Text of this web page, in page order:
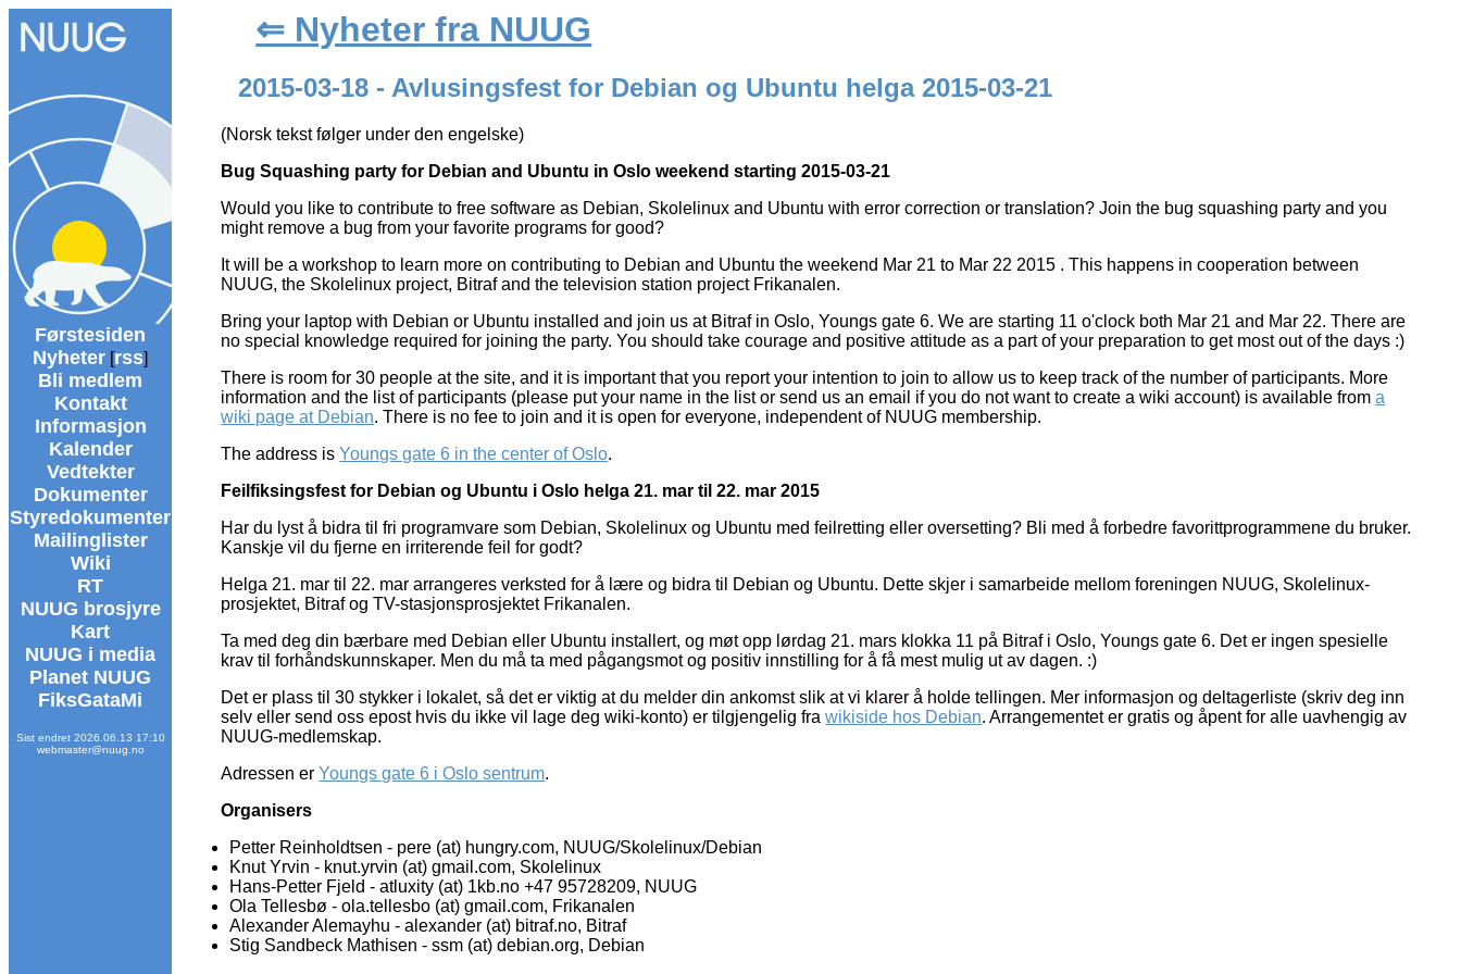
Førstesiden
Nyheter [rss]
Bli medlem
Kontakt
Informasjon
Kalender
Vedtekter
Dokumenter
Styredokumenter
Mailinglister
Wiki
RT
NUUG brosjyre
Kart
NUUG i media
Planet NUUG
FiksGataMi
Sist endret 2026.06.13 17:10
webmaster@nuug.no
⇐ Nyheter fra NUUG
2015-03-18 - Avlusingsfest for Debian og Ubuntu helga 2015-03-21
(Norsk tekst følger under den engelske)
Bug Squashing party for Debian and Ubuntu in Oslo weekend starting 2015-03-21
Would you like to contribute to free software as Debian, Skolelinux and Ubuntu with error correction or translation? Join the bug squashing party and you
might remove a bug from your favorite programs for good?
It will be a workshop to learn more on contributing to Debian and Ubuntu the weekend Mar 21 to Mar 22 2015 . This happens in cooperation between
NUUG, the Skolelinux project, Bitraf and the television station project Frikanalen.
Bring your laptop with Debian or Ubuntu installed and join us at Bitraf in Oslo, Youngs gate 6. We are starting 11 o'clock both Mar 21 and Mar 22. There are
no special knowledge required for joining the party. You should take courage and positive attitude as a part of your preparation to get most out of the days :)
There is room for 30 people at the site, and it is important that you report your intention to join to allow us to keep track of the number of participants. More
information and the list of participants (please put your name in the list or send us an email if you do not want to create a wiki account) is available froma
wiki page at Debian. There is no fee to join and it is open for everyone, independent of NUUG membership.
The address isYoungs gate 6 in the center of Oslo.
Feilfiksingsfest for Debian og Ubuntu i Oslo helga 21. mar til 22. mar 2015
Har du lyst å bidra til fri programvare som Debian, Skolelinux og Ubuntu med feilretting eller oversetting? Bli med å forbedre favorittprogrammene du bruker.
Kanskje vil du fjerne en irriterende feil for godt?
Helga 21. mar til 22. mar arrangeres verksted for å lære og bidra til Debian og Ubuntu. Dette skjer i samarbeide mellom foreningen NUUG, Skolelinux-
prosjektet, Bitraf og TV-stasjonsprosjektet Frikanalen.
Ta med deg din bærbare med Debian eller Ubuntu installert, og møt opp lørdag 21. mars klokka 11 på Bitraf i Oslo, Youngs gate 6. Det er ingen spesielle
krav til forhåndskunnskaper. Men du må ta med pågangsmot og positiv innstilling for å få mest mulig ut av dagen. :)
Det er plass til 30 stykker i lokalet, så det er viktig at du melder din ankomst slik at vi klarer å holde tellingen. Mer informasjon og deltagerliste (skriv deg inn
selv eller send oss epost hvis du ikke vil lage deg wiki-konto) er tilgjengelig frawikiside hos Debian. Arrangementet er gratis og åpent for alle uavhengig av
NUUG-medlemskap.
Adressen erYoungs gate 6 i Oslo sentrum.
Organisers
Petter Reinholdtsen - pere (at) hungry.com, NUUG/Skolelinux/Debian
Knut Yrvin - knut.yrvin (at) gmail.com, Skolelinux
Hans-Petter Fjeld - atluxity (at) 1kb.no +47 95728209, NUUG
Ola Tellesbø - ola.tellesbo (at) gmail.com, Frikanalen
Alexander Alemayhu - alexander (at) bitraf.no, Bitraf
Stig Sandbeck Mathisen - ssm (at) debian.org, Debian